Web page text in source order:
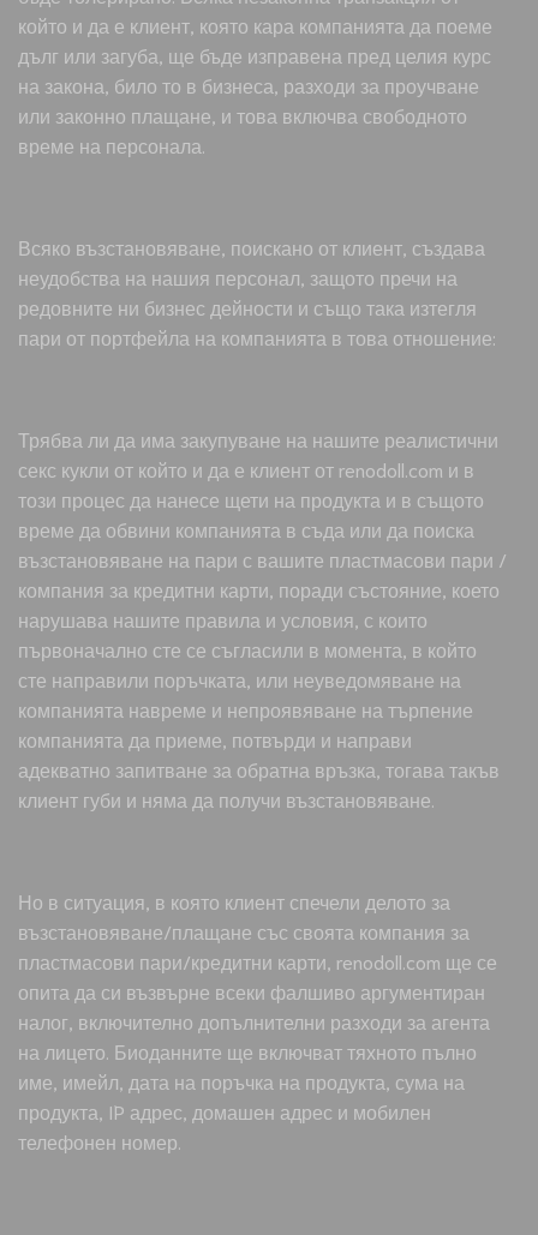
който и да е клиент, която кара компанията да поеме
дълг или загуба, ще бъде изправена пред целия курс
на закона, било то в бизнеса, разходи за проучване
или законно плащане, и това включва свободното
време на персонала.
Всяко възстановяване, поискано от клиент, създава
неудобства на нашия персонал, защото пречи на
редовните ни бизнес дейности и също така изтегля
пари от портфейла на компанията в това отношение:
Трябва ли да има закупуване на нашите реалистични
секс кукли от който и да е клиент от renodoll.com и в
този процес да нанесе щети на продукта и в същото
време да обвини компанията в съда или да поиска
възстановяване на пари с вашите пластмасови пари /
компания за кредитни карти, поради състояние, което
нарушава нашите правила и условия, с които
първоначално сте се съгласили в момента, в който
сте направили поръчката, или неуведомяване на
компанията навреме и непроявяване на търпение
компанията да приеме, потвърди и направи
адекватно запитване за обратна връзка, тогава такъв
клиент губи и няма да получи възстановяване.
Но в ситуация, в която клиент спечели делото за
възстановяване/плащане със своята компания за
пластмасови пари/кредитни карти, renodoll.com ще се
опита да си възвърне всеки фалшиво аргументиран
налог, включително допълнителни разходи за агента
на лицето. Биоданните ще включват тяхното пълно
име, имейл, дата на поръчка на продукта, сума на
продукта, IP адрес, домашен адрес и мобилен
телефонен номер.